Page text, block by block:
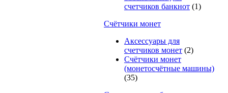
счетчиков банкнот (1)
Счётчики монет
Аксессуары для
счетчиков монет (2)
Счётчики монет
(монетосчётные машины)
(35)